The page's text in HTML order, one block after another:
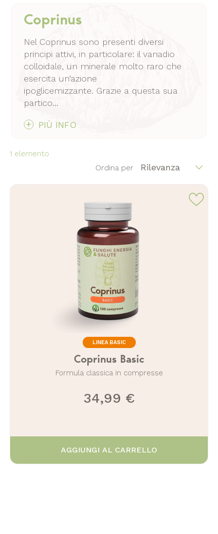
Coprinus
Nel Coprinus sono presenti diversi
principi attivi, in particolare: il vanadio
colloidale, un minerale molto raro che
esercita un’azione
ipoglicemizzante. Grazie a questa sua
partico...
PIÙ INFO
1 elemento
Ordina per
Rilevanza
LINEA BASIC
Coprinus Basic
Formula classica in compresse
34,99 €
AGGIUNGI AL CARRELLO